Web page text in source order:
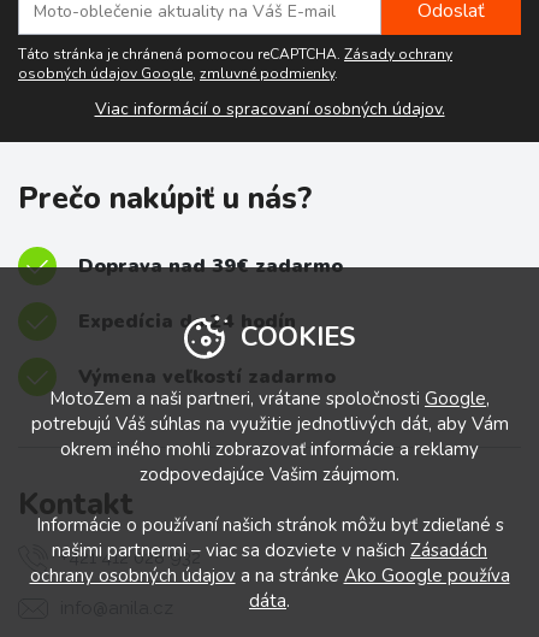
Táto stránka je chránená pomocou reCAPTCHA. Zásady ochrany
osobných údajov Google, zmluvné podmienky.
Viac informácií o spracovaní osobných údajov.
Prečo nakúpiť u nás?
Doprava nad 39€ zadarmo
Expedícia do 24 hodín
Výmena veľkostí zadarmo
Kontakt
+421 412 028 932
COOKIES
MotoZem a naši partneri, vrátane spoločnosti Google,
potrebujú Váš súhlas na využitie jednotlivých dát, aby Vám
okrem iného mohli zobrazovať informácie a reklamy
zodpovedajúce Vašim záujmom.
Informácie o používaní našich stránok môžu byť zdieľané s
našimi partnermi – viac sa dozviete v našich Zásadách
ochrany osobných údajova na stránke Ako Google používa
dáta.